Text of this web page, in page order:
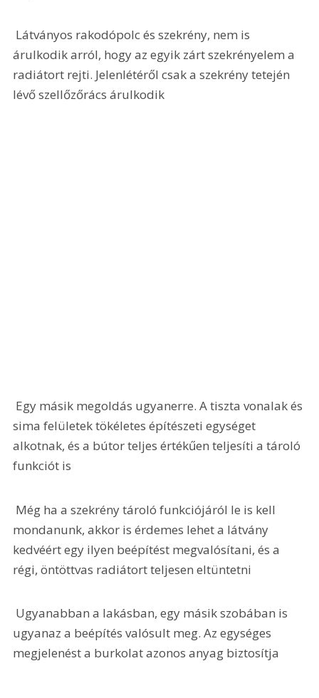
árulkodik arról, hogy az egyik zárt szekrényelem a
radiátort rejti. Jelenlétéről csak a szekrény tetején
lévő szellőzőrács árulkodik
sima felületek tökéletes építészeti egységet
alkotnak, és a bútor teljes értékűen teljesíti a tároló
funkciót is
mondanunk, akkor is érdemes lehet a látvány
kedvéért egy ilyen beépítést megvalósítani, és a
régi, öntöttvas radiátort teljesen eltüntetni
ugyanaz a beépítés valósult meg. Az egységes
megjelenést a burkolat azonos anyag biztosítja